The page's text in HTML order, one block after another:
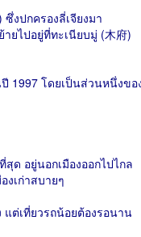
งปกครองลี่เจียงมา
ยไปอยู่ที่ทะเนียบมู่ (木府)
1997 โดยเป็นส่วนหนึ่งขอ
ด อยู่นอกเมืองออกไปไกล
งเก่าสบายๆ
ต่เที่ยวรถน้อยต้องรอนาน